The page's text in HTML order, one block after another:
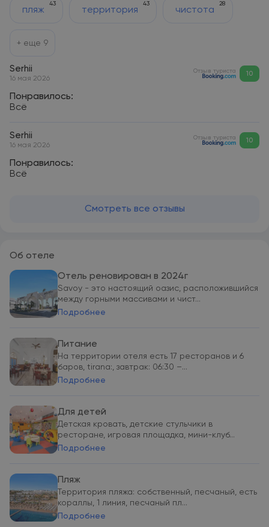
пляж
43
территория
43
чистота
28
+ еще 9
Serhii
16 мая 2026
Отзыв туриста 10
Понравилось:
Всё
Serhii
16 мая 2026
Отзыв туриста 10
Понравилось:
Всё
Смотреть все отзывы
Об отеле
Отель реновирован в 2024г
Savoy - это настоящий оазис, расположившийся
между горными массивами и чист...
Подробнее
Питание
На территории отеля есть 17 ресторанов и 6
баров, tirana:, завтрак: 06:30 –...
Подробнее
Для детей
Детская кровать, детские стульчики в
ресторане, игровая площадка, мини-клуб...
Подробнее
Пляж
Территория пляжа: собственный, песчаный, есть
кораллы, 1 линия, песчаный пл...
Подробнее